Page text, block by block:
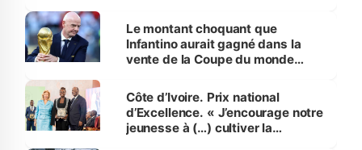
Le montant choquant que
Infantino aurait gagné dans la
vente de la Coupe du monde
Côte d’Ivoire. Prix national
d’Excellence. « J’encourage notre
jeunesse à (…) cultiver la